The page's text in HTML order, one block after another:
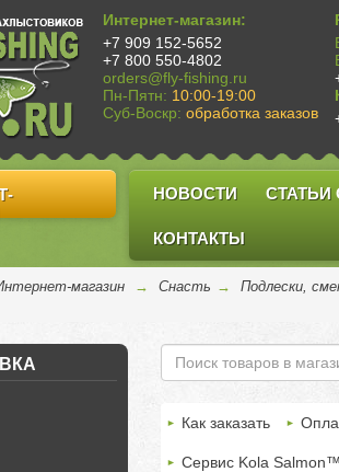
Интернет-магазин:
+7 909 152-5652
+7 800 550-4802
orders@fly-fishing.ru
Пн-Пятн: 10:00-19:00
Суб-Воскр: обработка заказов
НОВОСТИ СТАТЬИ
КОНТАКТЫ
магазин → Снасть →
Подлески,
Как заказать
Сервис Kola